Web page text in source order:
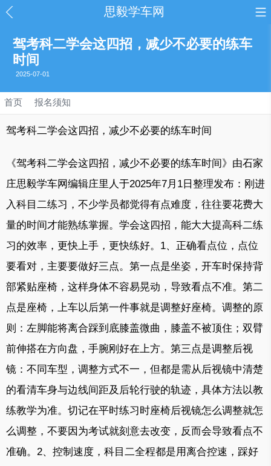
思毅学车网
驾考科二学会这四招，减少不必要的练车
时间
2025-07-01
首页 报名须知
驾考科二学会这四招，减少不必要的练车时间
《驾考科二学会这四招，减少不必要的练车时间》由石家
庄思毅学车网编辑庄里人于2025年7月1日整理发布：刚进
入科目二练习，不少学员都觉得有点难度，往往要花费大
量的时间才能熟练掌握。学会这四招，能大大提高科二练
习的效率，更快上手，更快练好。1、正确看点位，点位
要看对，主要要做好三点。第一点是坐姿，开车时保持背
部紧贴座椅，这样身体不容易晃动，导致看点不准。第二
点是座椅，上车以后第一件事就是调整好座椅。调整的原
则：左脚能将离合踩到底膝盖微曲，膝盖不被顶住；双臂
前伸搭在方向盘，手腕刚好在上方。第三点是调整后视
镜：不同车型，调整方式不一，但都是需从后视镜中清楚
的看清车身与边线间距及后轮行驶的轨迹，具体方法以教
练教学为准。切记在平时练习时座椅后视镜怎么调整就怎
么调整，不要因为考试就刻意去改变，反而会导致看点不
准确。2、控制速度，科目二全程都是用离合控速，踩好